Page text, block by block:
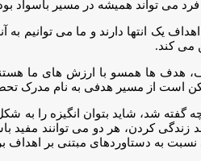
فرد می تواند همیشه در مسیر
یک انتها دارند و ما می
می کند.
هدف ها همسو با ارزش های ما
است از مسیر هدفی به نام مدرک
شد، شاید بتوان انگیزه را به
زندگی کردن، هر دو می توانند مفید
نسبت به دستاوردهای مبتنی بر اهداف